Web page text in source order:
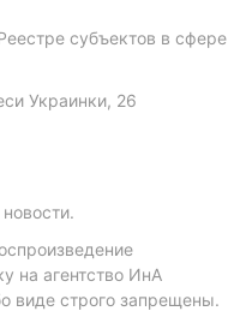
субъектов в сфере
Украинки, 26
на агентство ИнА
виде строго запрещены.